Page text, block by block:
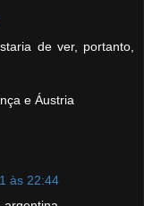
de ver, portanto,
e Áustria
às 22:44